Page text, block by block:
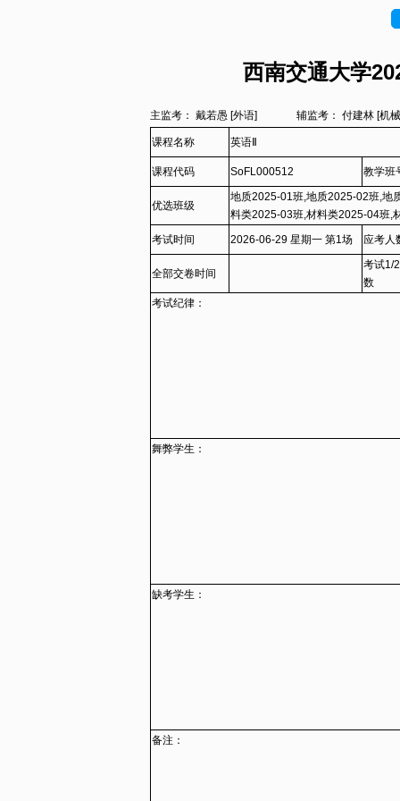
西南交通大学
主监考： 戴若愚 [外语] 辅监考： 付建林
课程名称 英语Ⅱ
课程代码 SoFL000512 教学班
优选班级
地质2025-01班,地质2025-02班,地
料类2025-03班,材料类2025-04班,
08班,材料类2025-09班,生物2025-
2025-01班,消防2025-02班,测绘
绘类2025-05班,测绘类2025-06班
考试时间 2026-06-29 星期一 第1场 应考人
全部交卷时间
考试1/
数
考试纪律：
舞弊学生：
缺考学生：
备注：